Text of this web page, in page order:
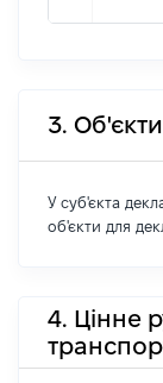
3.
У суб'єкта
об'єкти для
4. Цінне